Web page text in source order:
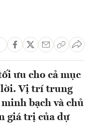
ưu cho cả mục
lời. Vị trí trung
bạch và chủ
giá trị của dự